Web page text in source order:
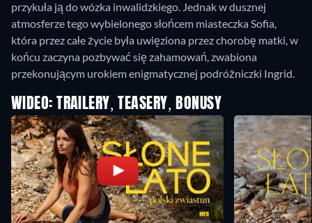
przykuła ją do wózka inwalidzkiego. Jednak w dusznej
atmosferze tego wybielonego słońcem miasteczka Sofia,
która przez całe życie była uwięziona przez chorobę matki, w
końcu zaczyna pozbywać się zahamowań, zwabiona
przekonującym urokiem enigmatycznej podróżniczki Ingrid.
WIDEO: TRAILERY, TEASERY, BONUSY